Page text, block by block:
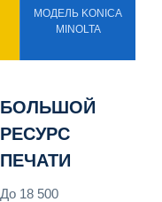
МОДЕЛЬ KONICA
MINOLTA
БОЛЬШОЙ
РЕСУРС
ПЕЧАТИ
До 18 500